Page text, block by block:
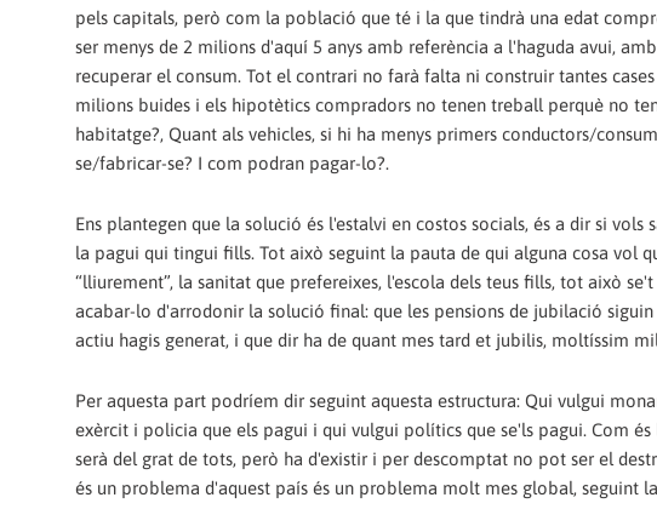
pels capitals, però com la població que té i la que tindrà una edat
ser menys de 2 milions d'aquí 5 anys amb referència a l'haguda avui,
recuperar el consum. Tot el contrari no farà falta ni construir tantes
milions buides i els hipotètics compradors no tenen treball perquè no
habitatge?, Quant als vehicles, si hi ha menys primers conductors/
se/fabricar-se? I com podran pagar-lo?.
Ens plantegen que la solució és l'estalvi en costos socials, és a dir si
la pagui qui tingui fills. Tot això seguint la pauta de qui alguna cosa vol
“lliurement”, la sanitat que prefereixes, l'escola dels teus fills, tot això
acabar-lo d'arrodonir la solució final: que les pensions de jubilació
actiu hagis generat, i que dir ha de quant mes tard et jubilis, moltíssim
Per aquesta part podríem dir seguint aquesta estructura: Qui vulgui
exèrcit i policia que els pagui i qui vulgui polítics que se'ls pagui. Com
serà del grat de tots, però ha d'existir i per descomptat no pot ser el
és un problema d'aquest país és un problema molt mes global, seguint